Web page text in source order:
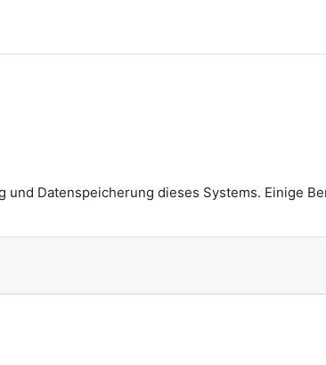
Datenspeicherung dieses Systems. Einige